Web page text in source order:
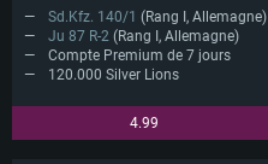
Sd.Kfz. 140/1 (Rang I, Allemagne)
Ju 87 R-2 (Rang I, Allemagne)
Compte Premium de 7 jours
120.000 Silver Lions
4.99